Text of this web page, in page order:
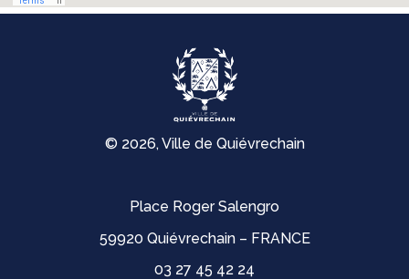
© 2026, Ville de Quiévrechain
Place Roger Salengro
59920 Quiévrechain – FRANCE
03 27 45 42 24